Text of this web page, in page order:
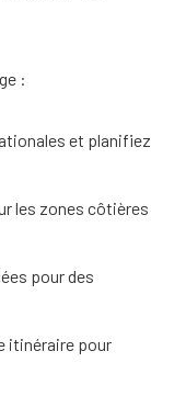
:
et planifiez
les zones côtières
pour des
itinéraire pour